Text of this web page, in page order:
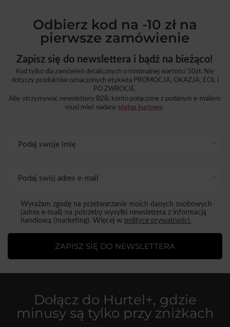
Odbierz kod na -10 zł na
pierwsze zamówienie
Zapisz się do newslettera i bądź na bieżąco!
Kod tylko dla zamówień detalicznych o minimalnej wartości 50zł. Nie
dotyczy produktów oznaczonych etykietą PROMOCJA, OKAZJA, EOL i
PO ZWROCIE.
Aby otrzymywać newslettery B2B, konto połączone z podanym e-mailem
musi mieć nadany status hurtowy.
Podaj swoje imię
Podaj swój adres e-mail
Wyrażam zgodę na przetwarzanie moich danych osobowych
(adres e-mail) na potrzeby wysyłki newslettera z informacją
handlową (marketing). Więcej w polityce prywatności.
ZAPISZ SIĘ DO NEWSLETTERA
Dołącz do Hurtel+, gdzie
minusy są tylko przy zniżkach